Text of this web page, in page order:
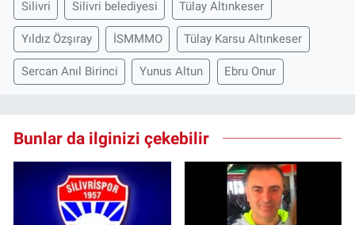
Silivri Silivri belediyesi Tülay Altınkeser
Yıldız Özşıray İSMMMO Tülay Karsu Altınkeser
Sercan Anıl Birinci Yunus Altun Ebru Onur
Bunlar da ilginizi çekebilir